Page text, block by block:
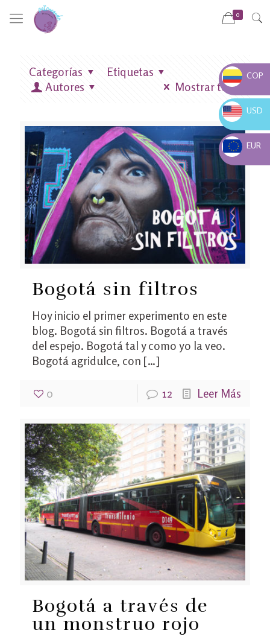
0
Categorías
Etiquetas
Autores
Mostrar todo
Bogotá sin filtros
Hoy inicio el primer experimento en este
blog. Bogotá sin filtros. Bogotá a través
del espejo. Bogotá tal y como yo la veo.
Bogotá agridulce, con […]
0 12 Leer Más
Bogotá a través de
un monstruo rojo
COP $
COP
USD $
USD
EUR €
EUR